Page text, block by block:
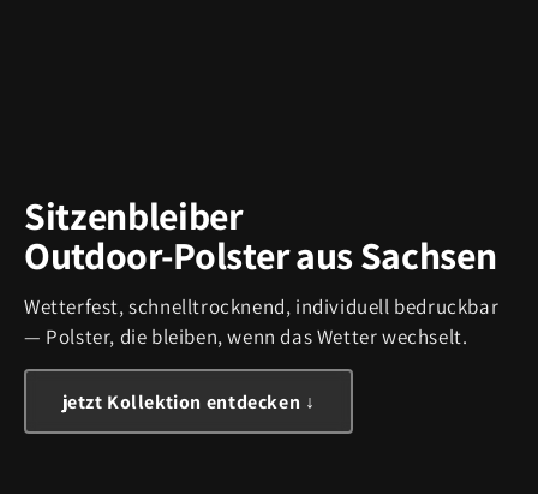
Sitzenbleiber
Outdoor-Polster aus Sachsen
Wetterfest, schnelltrocknend, individuell bedruckbar
— Polster, die bleiben, wenn das Wetter wechselt.
jetzt Kollektion entdecken ↓